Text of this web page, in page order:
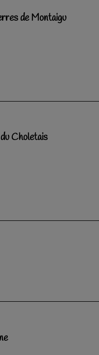
de Montaigu
Choletais